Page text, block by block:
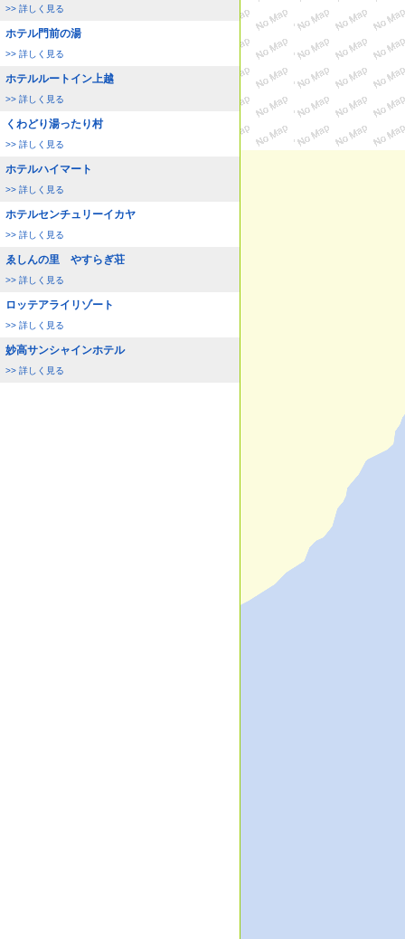
>> 詳しく見る
ホテル門前の湯
>> 詳しく見る
ホテルルートイン上越
>> 詳しく見る
くわどり湯ったり村
>> 詳しく見る
ホテルハイマート
>> 詳しく見る
ホテルセンチュリーイカヤ
>> 詳しく見る
ゑしんの里 やすらぎ荘
>> 詳しく見る
ロッテアライリゾート
>> 詳しく見る
妙高サンシャインホテル
>> 詳しく見る